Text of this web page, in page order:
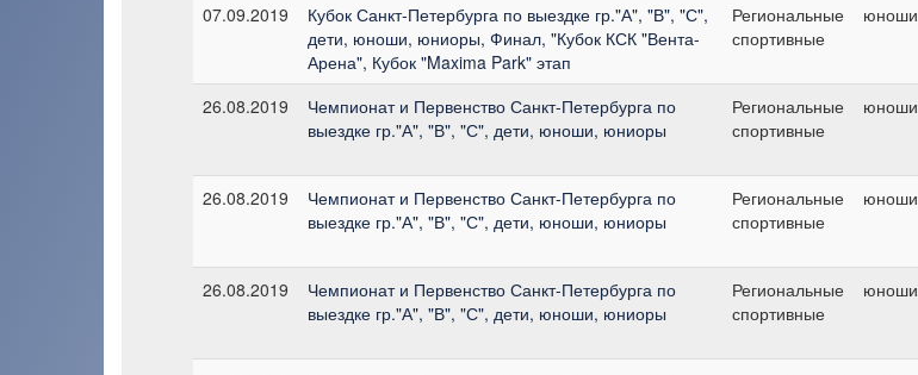
07.09.2019
Кубок Санкт-Петербурга по выездке гр."А", "В", "С",
дети, юноши, юниоры, Финал, "Кубок КСК "Вента-
Арена", Кубок "Maxima Park" этап
Региональные
спортивные
юноши
26.08.2019
Чемпионат и Первенство Санкт-Петербурга по
выездке гр."А", "В", "С", дети, юноши, юниоры
Региональные
спортивные
юноши
26.08.2019
Чемпионат и Первенство Санкт-Петербурга по
выездке гр."А", "В", "С", дети, юноши, юниоры
Региональные
спортивные
юноши
26.08.2019
Чемпионат и Первенство Санкт-Петербурга по
выездке гр."А", "В", "С", дети, юноши, юниоры
Региональные
спортивные
юноши